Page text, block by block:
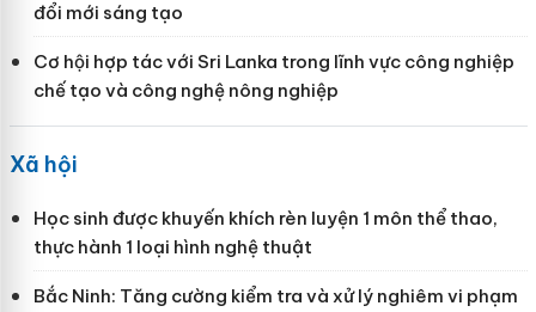
đổi mới sáng tạo
Cơ hội hợp tác với Sri Lanka trong lĩnh vực công nghiệp
chế tạo và công nghệ nông nghiệp
Xã hội
Học sinh được khuyến khích rèn luyện 1 môn thể thao,
thực hành 1 loại hình nghệ thuật
Bắc Ninh: Tăng cường kiểm tra và xử lý nghiêm vi phạm